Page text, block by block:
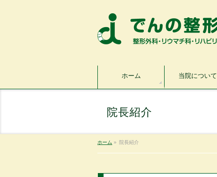
ホーム 当院について
院長紹介
ホーム » 院長紹介